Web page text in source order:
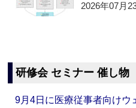
2026年07月
研修会 セミナー 催し物
9月4日に医療従事者向け